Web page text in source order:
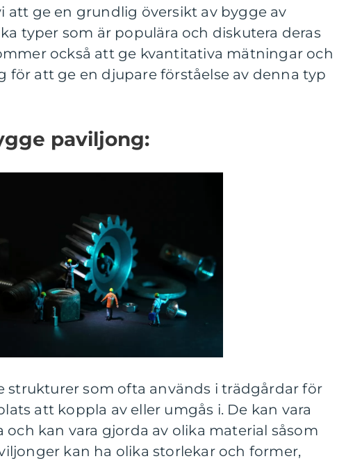
att ge en grundlig översikt av bygge av
typer som är populära och diskutera deras
också att ge kvantitativa mätningar och
för att ge en djupare förståelse av denna typ
paviljong:
strukturer som ofta används i trädgårdar för
att koppla av eller umgås i. De kan vara
och kan vara gjorda av olika material såsom
kan ha olika storlekar och former,